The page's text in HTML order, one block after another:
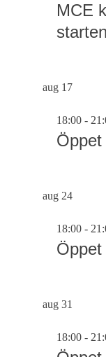
MCE
aug 17
18:00 -
Öppet
aug 24
18:00 -
Öppet
aug 31
18:00 -